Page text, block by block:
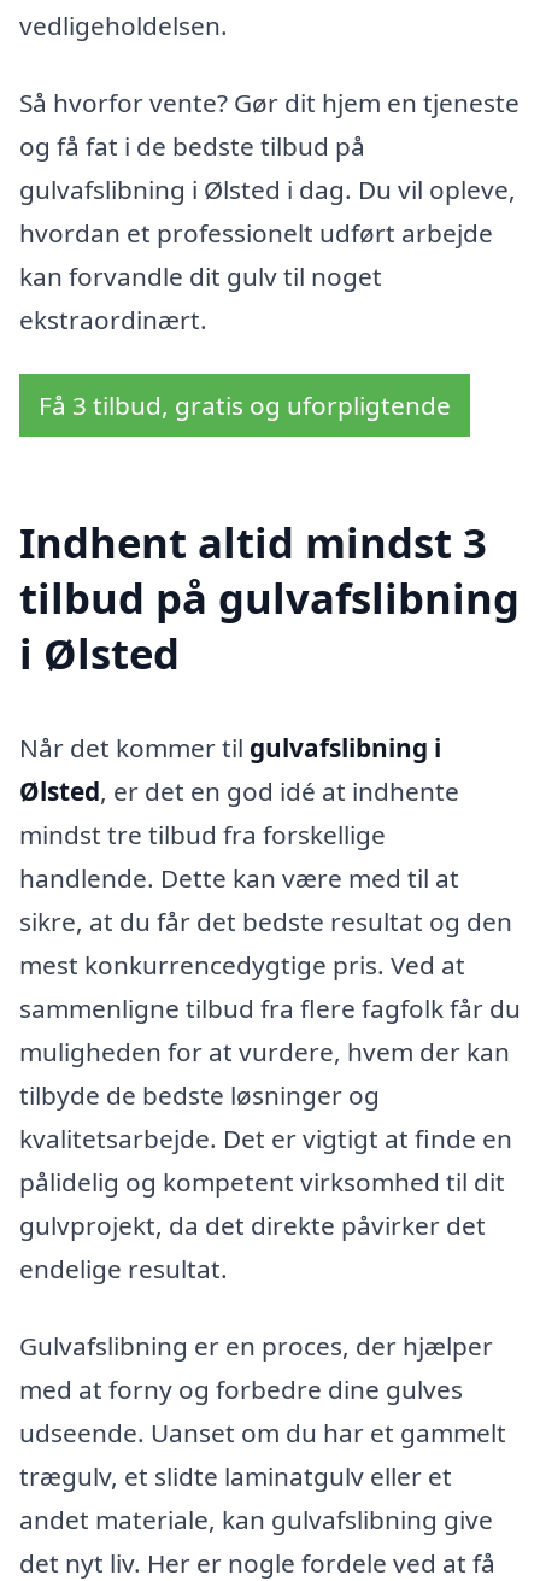
vedligeholdelsen.
Så hvorfor vente? Gør dit hjem en tjeneste
og få fat i de bedste tilbud på
gulvafslibning i Ølsted i dag. Du vil opleve,
hvordan et professionelt udført arbejde
kan forvandle dit gulv til noget
ekstraordinært.
Få 3 tilbud, gratis og uforpligtende
Indhent altid mindst 3
tilbud på gulvafslibning
i Ølsted
Når det kommer til gulvafslibning i
Ølsted, er det en god idé at indhente
mindst tre tilbud fra forskellige
handlende. Dette kan være med til at
sikre, at du får det bedste resultat og den
mest konkurrencedygtige pris. Ved at
sammenligne tilbud fra flere fagfolk får du
muligheden for at vurdere, hvem der kan
tilbyde de bedste løsninger og
kvalitetsarbejde. Det er vigtigt at finde en
pålidelig og kompetent virksomhed til dit
gulvprojekt, da det direkte påvirker det
endelige resultat.
Gulvafslibning er en proces, der hjælper
med at forny og forbedre dine gulves
udseende. Uanset om du har et gammelt
trægulv, et slidte laminatgulv eller et
andet materiale, kan gulvafslibning give
det nyt liv. Her er nogle fordele ved at få